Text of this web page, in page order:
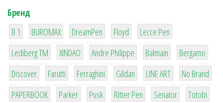
Бренд
B 1
1
BUROMAX
1
DreamPen
2
Floyd
2
Lecce Pen
3
Lediberg ТМ
3
XINDAO
1
Andre Philippe
4
Balmain
26
Bergamo
64
Discover
299
Farutti
4
Ferraghini
42
Gildan
4
LINE ART
90
No Brand
8
PAPERBOOK
6
Parker
2
Pusk
22
Ritter Pen
15
Senator
43
Totobi